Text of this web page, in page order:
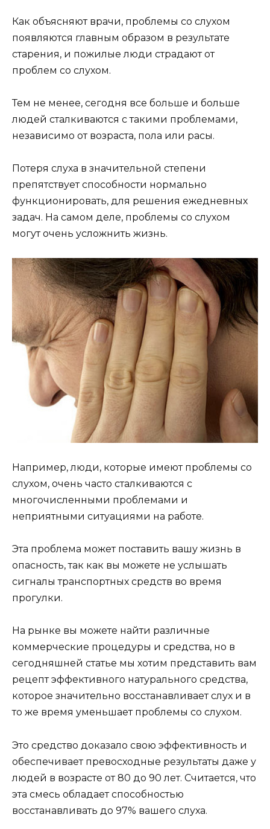
Как объясняют врачи, проблемы со слухом
появляются главным образом в результате
старения, и пожилые люди страдают от
проблем со слухом.
Тем не менее, сегодня все больше и больше
людей сталкиваются с такими проблемами,
независимо от возраста, пола или расы.
Потеря слуха в значительной степени
препятствует способности нормально
функционировать, для решения ежедневных
задач. На самом деле, проблемы со слухом
могут очень усложнить жизнь.
Например, люди, которые имеют проблемы со
слухом, очень часто сталкиваются с
многочисленными проблемами и
неприятными ситуациями на работе.
Эта проблема может поставить вашу жизнь в
опасность, так как вы можете не услышать
сигналы транспортных средств во время
прогулки.
На рынке вы можете найти различные
коммерческие процедуры и средства, но в
сегодняшней статье мы хотим представить вам
рецепт эффективного натурального средства,
которое значительно восстанавливает слух и в
то же время уменьшает проблемы со слухом.
Это средство доказало свою эффективность и
обеспечивает превосходные результаты даже у
людей в возрасте от 80 до 90 лет. Считается, что
эта смесь обладает способностью
восстанавливать до 97% вашего слуха.